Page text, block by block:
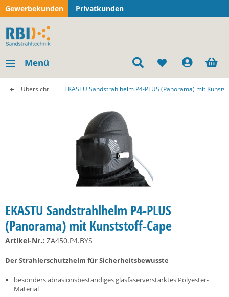
Gewerbekunden Privatkunden
Menü
Übersicht EKASTU Sandstrahlhelm P4-PLUS (Panorama) mit
EKASTU Sandstrahlhelm P4-PLUS
(Panorama) mit Kunststoff-Cape
Artikel-Nr.: ZA450.P4.BYS
Der Strahlerschutzhelm für Sicherheitsbewusste
besonders abrasionsbeständiges glasfaserverstärktes Polyester-
Material